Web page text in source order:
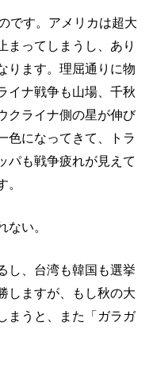
です。アメリカは超大
まってしまうし、あり
ります。理屈通りに物
イナ戦争も山場、千秋
クライナ側の星が伸び
色になってきて、トラ
パも戦争疲れが見えて
い。
し、台湾も韓国も選挙
しますが、もし秋の大
まうと、また「ガラガ